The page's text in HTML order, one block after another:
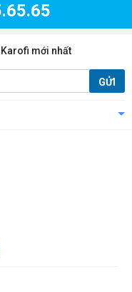
mới nhất
GỬI